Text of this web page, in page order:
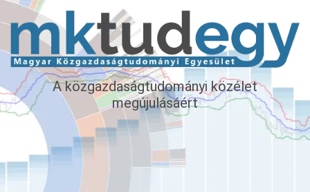
A közgazdaságtudományi közélet
megújulásáért